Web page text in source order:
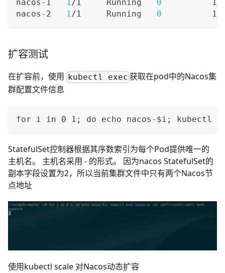
nacos-1
1/1     Running 0
nacos-2
1/1     Running 0
扩容测试
在扩容前，使用 kubectl exec 获取在pod中的Nacos集
群配置文件信息
for i in 0 1; do echo nacos-$i; kubectl
StatefulSet控制器根据其序数索引为每个Pod提供唯一的
主机名。 主机名采用 - 的形式。 因为nacos StatefulSet的
副本字段设置为2，所以当前集群文件中只有两个Nacos节
点地址
使用kubectl scale 对Nacos动态扩容